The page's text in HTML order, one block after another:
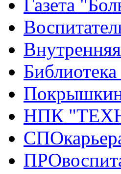
Газета
НПК